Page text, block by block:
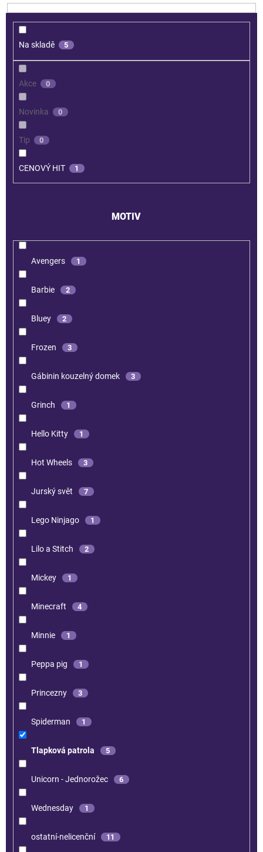
Na skladě 5
Akce 0
Novinka 0
Tip 0
CENOVÝ HIT 1
MOTIV
Avengers 1
Barbie 2
Bluey 2
Frozen 3
Gábinin kouzelný domek 3
Grinch 1
Hello Kitty 1
Hot Wheels 3
Jurský svět 7
Lego Ninjago 1
Lilo a Stitch 2
Mickey 1
Minecraft 4
Minnie 1
Peppa pig 1
Princezny 3
Spiderman 1
Tlapková patrola 5
Unicorn - Jednorožec 6
Wednesday 1
ostatní-nelicenční 11